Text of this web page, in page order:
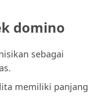
domino
sebagai
memiliki panjang